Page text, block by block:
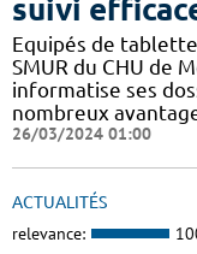
suivi
​​Equipés de
SMUR du CHU de
informatise ses
nombreux
26/03/2024 01:00
ACTUALITÉS
relevance: